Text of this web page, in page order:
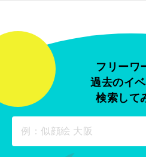
フリーワ
過去のイ
検索して